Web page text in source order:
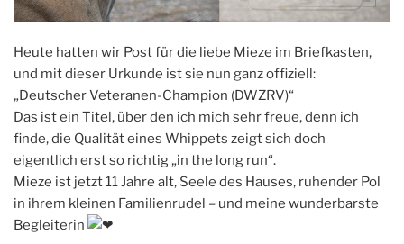
Heute hatten wir Post für die liebe Mieze im Briefkasten,
und mit dieser Urkunde ist sie nun ganz offiziell:
„Deutscher Veteranen-Champion (DWZRV)“
Das ist ein Titel, über den ich mich sehr freue, denn ich
finde, die Qualität eines Whippets zeigt sich doch
eigentlich erst so richtig „in the long run“.
Mieze ist jetzt 11 Jahre alt, Seele des Hauses, ruhender Pol
in ihrem kleinen Familienrudel – und meine wunderbarste
Begleiterin